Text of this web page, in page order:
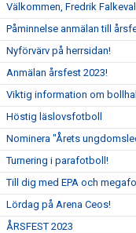
Välkommen, Fredrik
Påminnelse anmälan till
Nyförvärv på herrsidan!
Anmälan årsfest 2023!
Viktig information om
Höstig läslovsfotboll
Nominera "Årets
Turnering i parafotboll!
Till dig med EPA och
Lördag på Arena Ceos!
ÅRSFEST 2023